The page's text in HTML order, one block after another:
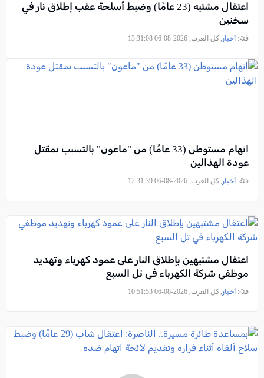
اعتقال مشتبه (23 عامًا) وضبط أسلحة عقب إطلاق نار في
سخنين
فئة: أخبار , كل العرب, 2026-08-06 13:31:08
اتهام مستوطن (33 عامًا) من "ماعون" بالتسبب بمقتل
عودة الهذالين
فئة: أخبار , كل العرب, 2026-08-06 12:31:39
اعتقال مشتبهين بإطلاق النار على عمود كهرباء وتهديد
موظفي شركة الكهرباء في تل السبع
فئة: أخبار , كل العرب, 2026-08-06 10:51:53